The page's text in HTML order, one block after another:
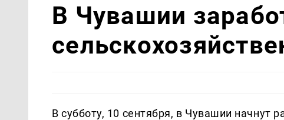
В Чувашии
В субботу, 10 сентября, в Чувашии начнут